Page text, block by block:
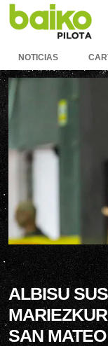
NOTICIAS
ALBISU
SAN MATEO